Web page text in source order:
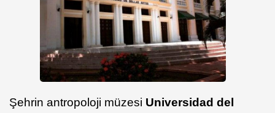
Şehrin antropoloji müzesi Universidad del